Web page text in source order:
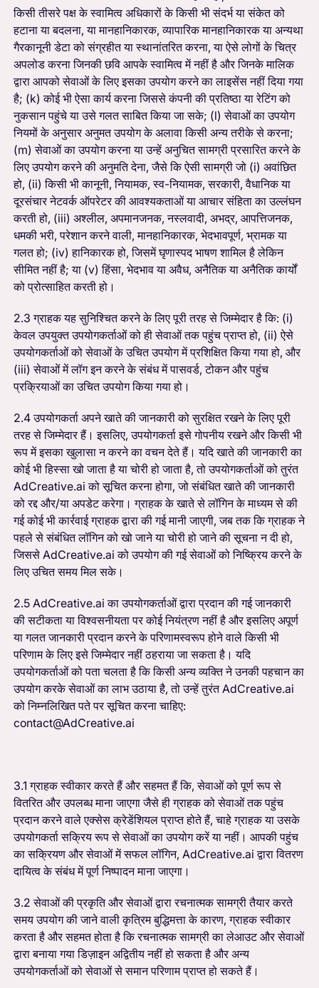
किसी तीसरे पक्ष के स्वामित्व अधिकारों के किसी भी संदर्भ या संकेत को
हटाना या बदलना, या मानहानिकारक, व्यापारिक मानहानिकारक या अन्यथा
गैरकानूनी डेटा को संग्रहीत या स्थानांतरित करना, या ऐसे लोगों के चित्र
अपलोड करना जिनकी छवि आपके स्वामित्व में नहीं है और जिनके मालिक
द्वारा आपको सेवाओं के लिए इसका उपयोग करने का लाइसेंस नहीं दिया गया
है; (k) कोई भी ऐसा कार्य करना जिससे कंपनी की प्रतिष्ठा या रेटिंग को
नुकसान पहुंचे या उसे गलत साबित किया जा सके; (l) सेवाओं का उपयोग
नियमों के अनुसार अनुमत उपयोग के अलावा किसी अन्य तरीके से करना;
(m) सेवाओं का उपयोग करना या उन्हें अनुचित सामग्री प्रसारित करने के
लिए उपयोग करने की अनुमति देना, जैसे कि ऐसी सामग्री जो (i) अवांछित
हो, (ii) किसी भी कानूनी, नियामक, स्व-नियामक, सरकारी, वैधानिक या
दूरसंचार नेटवर्क ऑपरेटर की आवश्यकताओं या आचार संहिता का उल्लंघन
करती हो, (iii) अश्लील, अपमानजनक, नस्लवादी, अभद्र, आपत्तिजनक,
धमकी भरी, परेशान करने वाली, मानहानिकारक, भेदभावपूर्ण, भ्रामक या
गलत हो; (iv) हानिकारक हो, जिसमें घृणास्पद भाषण शामिल है लेकिन
सीमित नहीं है; या (v) हिंसा, भेदभाव या अवैध, अनैतिक या अनैतिक कार्यों
को प्रोत्साहित करती हो।
2.3 ग्राहक यह सुनिश्चित करने के लिए पूरी तरह से जिम्मेदार है कि: (i)
केवल उपयुक्त उपयोगकर्ताओं को ही सेवाओं तक पहुंच प्राप्त हो, (ii) ऐसे
उपयोगकर्ताओं को सेवाओं के उचित उपयोग में प्रशिक्षित किया गया हो, और
(iii) सेवाओं में लॉग इन करने के संबंध में पासवर्ड, टोकन और पहुंच
प्रक्रियाओं का उचित उपयोग किया गया हो।
2.4 उपयोगकर्ता अपने खाते की जानकारी को सुरक्षित रखने के लिए पूरी
तरह से जिम्मेदार हैं। इसलिए, उपयोगकर्ता इसे गोपनीय रखने और किसी भी
रूप में इसका खुलासा न करने का वचन देते हैं। यदि खाते की जानकारी का
कोई भी हिस्सा खो जाता है या चोरी हो जाता है, तो उपयोगकर्ताओं को तुरंत
AdCreative.ai को सूचित करना होगा, जो संबंधित खाते की जानकारी
को रद्द और/या अपडेट करेगा। ग्राहक के खाते से लॉगिन के माध्यम से की
गई कोई भी कार्रवाई ग्राहक द्वारा की गई मानी जाएगी, जब तक कि ग्राहक ने
पहले से संबंधित लॉगिन को खो जाने या चोरी हो जाने की सूचना न दी हो,
जिससे AdCreative.ai को उपयोग की गई सेवाओं को निष्क्रिय करने के
लिए उचित समय मिल सके।
2.5 AdCreative.ai का उपयोगकर्ताओं द्वारा प्रदान की गई जानकारी
की सटीकता या विश्वसनीयता पर कोई नियंत्रण नहीं है और इसलिए अपूर्ण
या गलत जानकारी प्रदान करने के परिणामस्वरूप होने वाले किसी भी
परिणाम के लिए इसे जिम्मेदार नहीं ठहराया जा सकता है। यदि
उपयोगकर्ताओं को पता चलता है कि किसी अन्य व्यक्ति ने उनकी पहचान का
उपयोग करके सेवाओं का लाभ उठाया है, तो उन्हें तुरंत AdCreative.ai
को निम्नलिखित पते पर सूचित करना चाहिए:
contact@AdCreative.ai
3.1 ग्राहक स्वीकार करते हैं और सहमत हैं कि, सेवाओं को पूर्ण रूप से
वितरित और उपलब्ध माना जाएगा जैसे ही ग्राहक को सेवाओं तक पहुंच
प्रदान करने वाले एक्सेस क्रेडेंशियल प्राप्त होते हैं, चाहे ग्राहक या उसके
उपयोगकर्ता सक्रिय रूप से सेवाओं का उपयोग करें या नहीं। आपकी पहुंच
का सक्रियण और सेवाओं में सफल लॉगिन, AdCreative.ai द्वारा वितरण
दायित्व के संबंध में पूर्ण निष्पादन माना जाएगा।
3.2 सेवाओं की प्रकृति और सेवाओं द्वारा रचनात्मक सामग्री तैयार करते
समय उपयोग की जाने वाली कृत्रिम बुद्धिमत्ता के कारण, ग्राहक स्वीकार
करता है और सहमत होता है कि रचनात्मक सामग्री का लेआउट और सेवाओं
द्वारा बनाया गया डिज़ाइन अद्वितीय नहीं हो सकता है और अन्य
उपयोगकर्ताओं को सेवाओं से समान परिणाम प्राप्त हो सकते हैं।